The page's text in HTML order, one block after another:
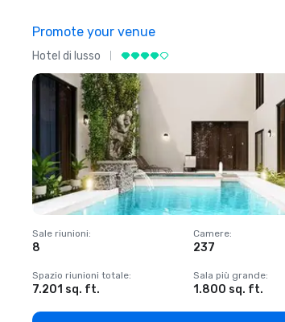
Promote your venue
Hotel di lusso
Sale riunioni:
8
Camere:
237
Spazio riunioni totale:
7.201 sq. ft.
Sala più grande:
1.800 sq. ft.